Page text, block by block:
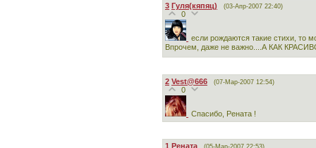
3 Гуля(кяпяц) (03-Апр-2007 22:40)
0
если рождаются такие стихи, то
Впрочем, даже не важно....А КАК
2 Vest@666 (07-Мар-2007 12:54)
0
Спасибо, Рената !
1 Рената (05-Мар-2007 22:53)